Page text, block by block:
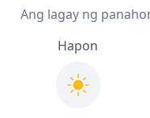
Ang lagay ng
Hapon